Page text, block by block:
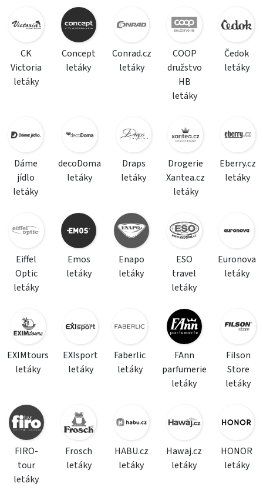
CK
Victoria
letáky
Concept
letáky
Conrad.cz
letáky
COOP
družstvo
HB
letáky
Čedok
letáky
Dáme
jídlo
letáky
decoDoma
letáky
Draps
letáky
Drogerie
Xantea.cz
letáky
Eberry.cz
letáky
Eiffel
Optic
letáky
Emos
letáky
Enapo
letáky
ESO
travel
letáky
Euronova
letáky
EXIMtours
letáky
EXIsport
letáky
Faberlic
letáky
FAnn
parfumerie
letáky
Filson
Store
letáky
FIRO-
tour
letáky
Frosch
letáky
HABU.cz
letáky
Hawaj.cz
letáky
HONOR
letáky